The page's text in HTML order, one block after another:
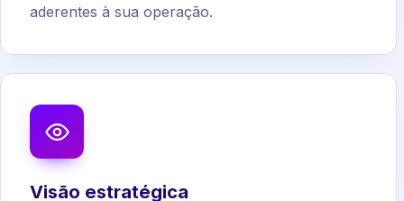
aderentes à sua operação.
Visão estratégica